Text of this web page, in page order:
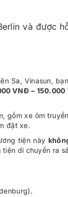
và được
Sa, Vinasun,
VNĐ –
gồm xe ôm
đặt xe.
tiện này
di chuyển ra